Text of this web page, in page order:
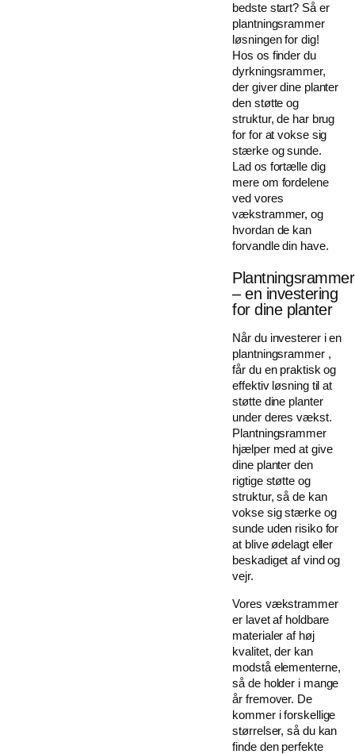
bedste start? Så er
plantningsrammer
løsningen for dig!
Hos os finder du
dyrkningsrammer,
der giver dine planter
den støtte og
struktur, de har brug
for for at vokse sig
stærke og sunde.
Lad os fortælle dig
mere om fordelene
ved vores
vækstrammer, og
hvordan de kan
forvandle din have.
Plantningsrammer
– en investering
for dine planter
Når du investerer i en
plantningsrammer ,
får du en praktisk og
effektiv løsning til at
støtte dine planter
under deres vækst.
Plantningsrammer
hjælper med at give
dine planter den
rigtige støtte og
struktur, så de kan
vokse sig stærke og
sunde uden risiko for
at blive ødelagt eller
beskadiget af vind og
vejr.
Vores vækstrammer
er lavet af holdbare
materialer af høj
kvalitet, der kan
modstå elementerne,
så de holder i mange
år fremover. De
kommer i forskellige
størrelser, så du kan
finde den perfekte